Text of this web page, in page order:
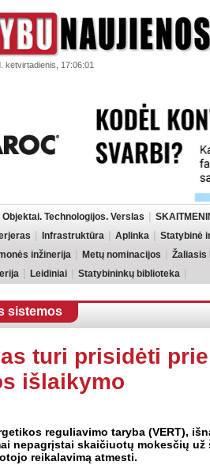
ketvirtadienis, 17:06:01
Objektai. Technologijos. Verslas
Infrastruktūra Aplinka Statybinė
inžinerija
Metų nominacijos Žaliasis
Leidiniai Statybininkų biblioteka
sistemos
turi prisidėti
išlaikymo
reguliavimo taryba (VERT),
nepagrįstai skaičiuotų mokesčių
reikalavimą atmesti.